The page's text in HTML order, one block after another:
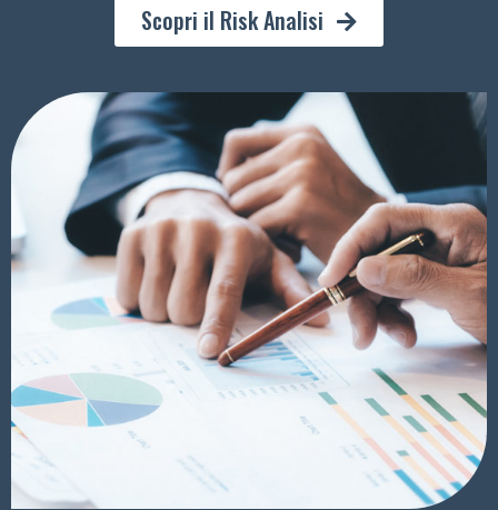
Scopri il Risk Analisi